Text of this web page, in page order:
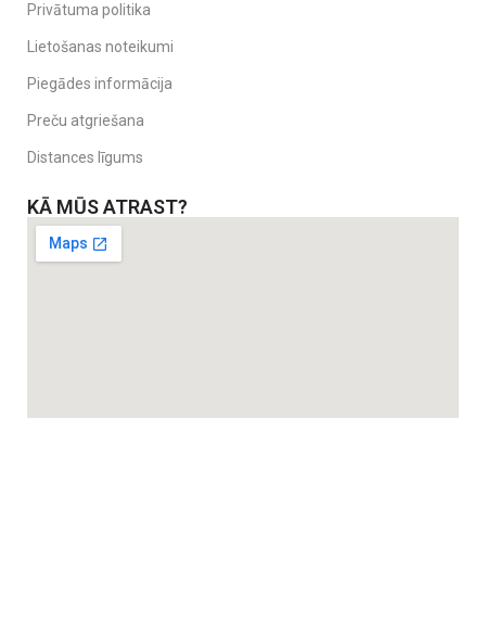
Privātuma politika
Lietošanas noteikumi
Piegādes informācija
Preču atgriešana
Distances līgums
KĀ MŪS ATRAST?